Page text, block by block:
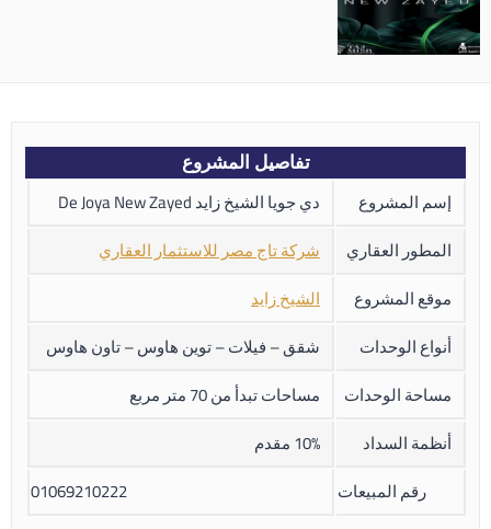
تفاصيل المشروع
إسم المشروع
دي جويا الشيخ زايد De Joya New Zayed
المطور العقاري
شركة تاج مصر للاستثمار العقاري
موقع المشروع
الشيخ زايد
أنواع الوحدات
شقق – فيلات – توين هاوس – تاون هاوس
مساحة الوحدات
مساحات تبدأ من 70 متر مربع
أنظمة السداد
10% مقدم
رقم المبيعات
01069210222